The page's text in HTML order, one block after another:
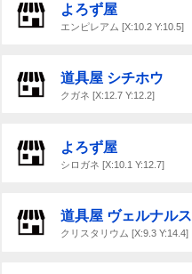
よろず屋
エンピレアム [X:10.2 Y:10.5]
道具屋 シチホウ
クガネ [X:12.7 Y:12.2]
よろず屋
シロガネ [X:10.1 Y:12.7]
道具屋 ヴェルナルス
クリスタリウム [X:9.3 Y:14.4]